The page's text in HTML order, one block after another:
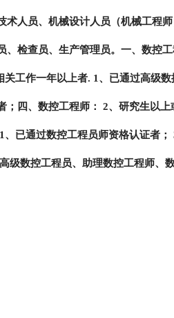
术人员、机械设计人员（机械工程
检查员、生产管理员。 一、数控工
关工作一年以上者. 1、已通过高级
； 四、数控工程师： 2、研究生以上
1、已通过数控工程员师资格认证者；
级数控工程员、助理数控工程师、